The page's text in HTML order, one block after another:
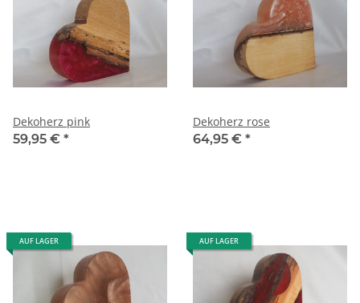
Dekoherz pink
59,95 € *
Dekoherz rose
64,95 € *
AUF LAGER AUF LAGER